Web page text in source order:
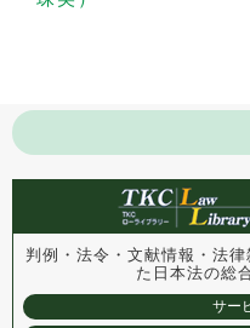
判例・法令・文献情報・法
た 日本法の総
サー